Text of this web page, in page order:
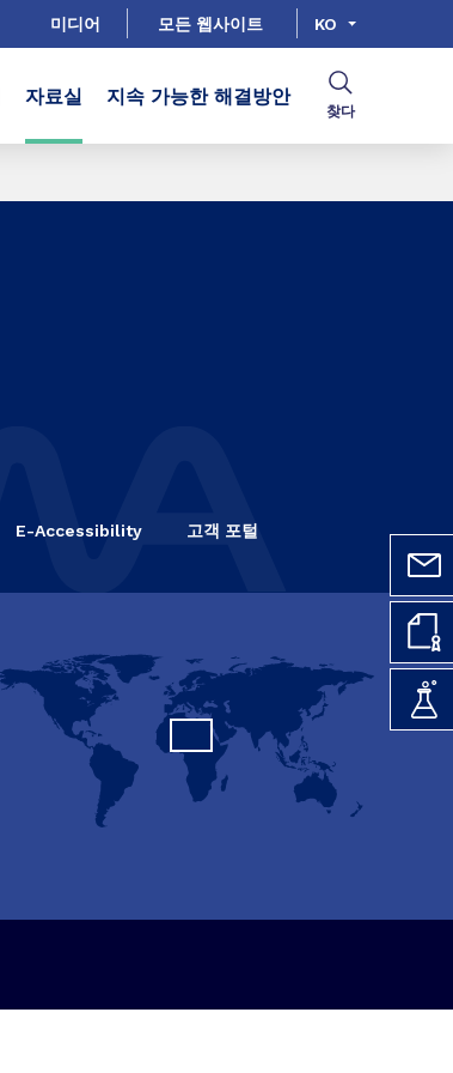
미디어 모든 웹사이트 KO
자료실 지속 가능한 해결방안
찾다
E-Accessibility 고객 포털